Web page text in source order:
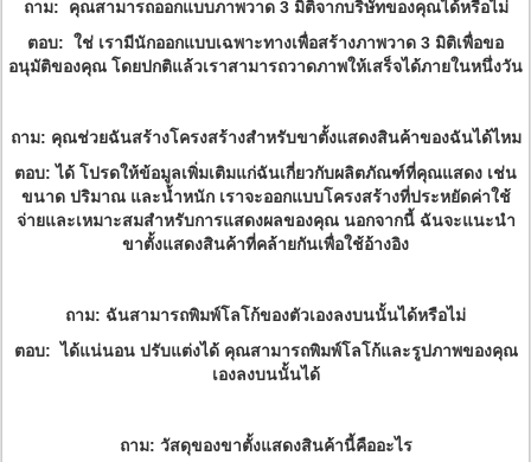
ถาม: คุณสามารถออกแบบภาพวาด 3 มิติจากบริษัทของคุณได้หรือไม่
ตอบ: ใช่ เรามีนักออกแบบเฉพาะทางเพื่อสร้างภาพวาด 3 มิติเพื่อขอ
อนุมัติของคุณ โดยปกติแล้วเราสามารถวาดภาพให้เสร็จได้ภายในหนึ่งวัน
ถาม: คุณช่วยฉันสร้างโครงสร้างสำหรับขาตั้งแสดงสินค้าของฉันได้ไหม
ตอบ: ได้ โปรดให้ข้อมูลเพิ่มเติมแก่ฉันเกี่ยวกับผลิตภัณฑ์ที่คุณแสดง เช่น
ขนาด ปริมาณ และน้ำหนัก เราจะออกแบบโครงสร้างที่ประหยัดค่าใช้
จ่ายและเหมาะสมสำหรับการแสดงผลของคุณ นอกจากนี้ ฉันจะแนะนำ
ขาตั้งแสดงสินค้าที่คล้ายกันเพื่อใช้อ้างอิง
ถาม: ฉันสามารถพิมพ์โลโก้ของตัวเองลงบนนั้นได้หรือไม่
ตอบ: ได้แน่นอน ปรับแต่งได้ คุณสามารถพิมพ์โลโก้และรูปภาพของคุณ
เองลงบนนั้นได้
ถาม: วัสดุของขาตั้งแสดงสินค้านี้คืออะไร